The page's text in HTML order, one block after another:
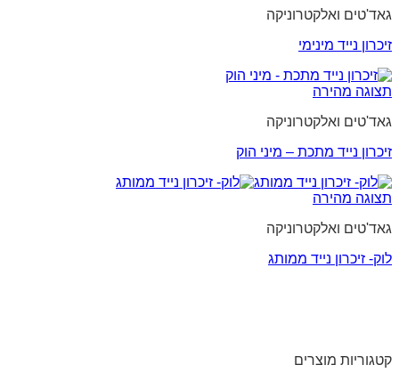
גאד'טים ואלקטרוניקה
זיכרון נייד מינימי
תצוגה מהירה
גאד'טים ואלקטרוניקה
זיכרון נייד מתכת – מיני הוק
תצוגה מהירה
גאד'טים ואלקטרוניקה
לוק- זיכרון נייד ממותג
קטגוריות מוצרים